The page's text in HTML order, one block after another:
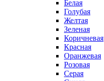
Белая
Голубая
Желтая
Зеленая
Коричневая
Красная
Оранжевая
Розовая
Серая